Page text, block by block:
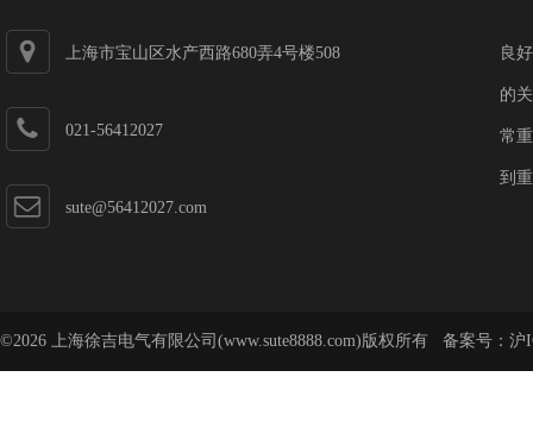
上海市宝山区水产西路680弄4号楼508
021-56412027
sute@56412027.com
良
的
常
到
©2026 上海徐吉电气有限公司(www.sute8888.com)版权所有 备案号： 沪